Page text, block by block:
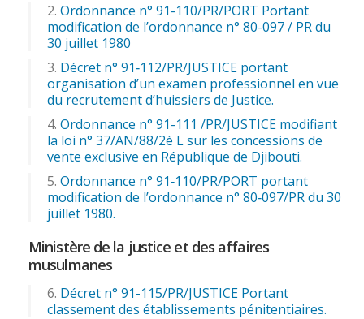
Ordonnance n° 91-110/PR/PORT Portant
modification de l’ordonnance n° 80-097 / PR du
30 juillet 1980
Décret n° 91‑112/PR/JUSTICE portant
organisation d’un examen professionnel en vue
du recrutement d’huissiers de Justice.
Ordonnance n° 91-111 /PR/JUSTICE modifiant
la loi n° 37/AN/88/2è L sur les concessions de
vente exclusive en République de Djibouti.
Ordonnance n° 91‑110/PR/PORT portant
modification de l’ordonnance n° 80‑097/PR du 30
juillet 1980.
Ministère de la justice et des affaires
musulmanes
Décret n° 91-115/PR/JUSTICE Portant
classement des établissements pénitentiaires.